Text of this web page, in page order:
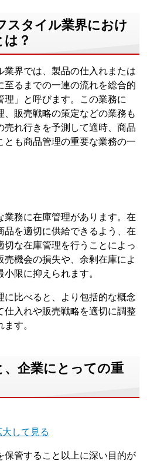
スタイル業界におけ
？
業界では、製品の仕入れまたは
至るまでの一連の流れを総合的
理」と呼びます。この業務に
、販売戦略の策定などの業務も
売れ行きを予測して適時、商品
とも商品管理の重要な業務の一
業務に在庫管理があります。在
品を適切に供給できるよう、在
切な在庫管理を行うことによっ
機会の損失や、余剰在庫によ
限に抑えられます。
に比べると、より包括的な概念
仕入れや販売戦略を適切に調整
す。
、企業にとっての重
大して見る
保管すること以上に深い目的が